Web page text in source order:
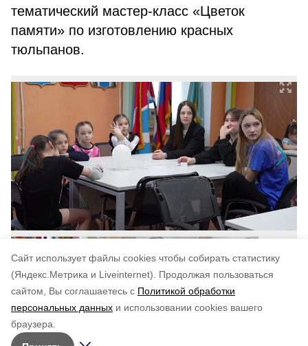
Cайт использует файлы cookies чтобы собирать статистику
(Яндекс.Метрика и Liveinternet).
Продолжая пользоваться
сайтом, Вы соглашаетесь с Политикой обработки
персональных данных и использовании cookies вашего
браузера.
тематический мастер-класс «Цветок
памяти» по изготовлению красных
тюльпанов.
по оценке
5